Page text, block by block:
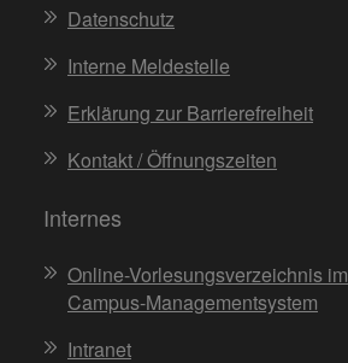
Datenschutz
Interne Meldestelle
Erklärung zur Barrierefreiheit
Kontakt / Öffnungszeiten
Internes
Online-Vorlesungsverzeichnis im
Campus-Managementsystem
Intranet